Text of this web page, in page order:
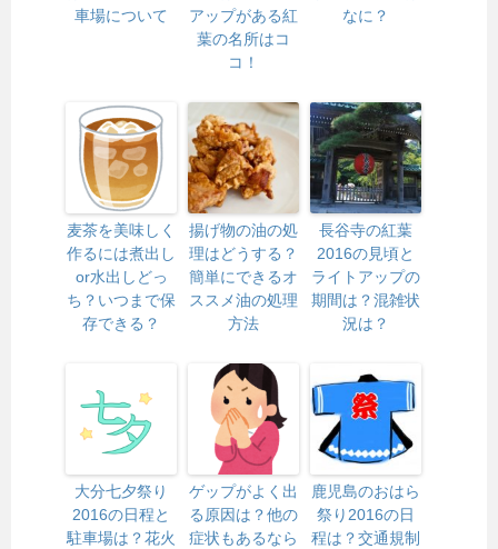
車場について
アップがある紅
葉の名所はコ
コ！
なに？
麦茶を美味しく
作るには煮出し
or水出しどっ
ち？いつまで保
存できる？
揚げ物の油の処
理はどうする？
簡単にできるオ
ススメ油の処理
方法
長谷寺の紅葉
2016の見頃と
ライトアップの
期間は？混雑状
況は？
大分七夕祭り
2016の日程と
駐車場は？花火
ゲップがよく出
る原因は？他の
症状もあるなら
鹿児島のおはら
祭り2016の日
程は？交通規制